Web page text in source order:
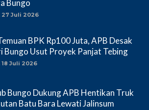
Bungo
27 Juli 2026
BPK Rp100 Juta, APB Desak
Bungo Usut Proyek Panjat Tebing
18 Juli 2026
Bungo Dukung APB Hentikan Truk
Batu Bara Lewati Jalinsum